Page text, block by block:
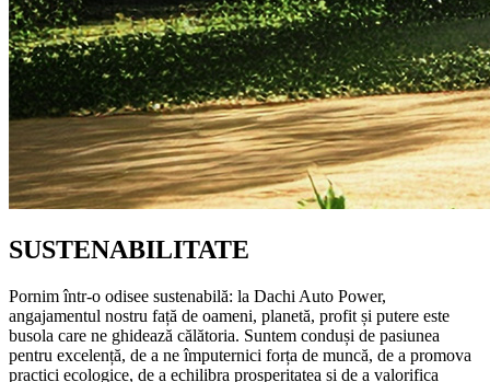
SUSTENABILITATE
Pornim într-o odisee sustenabilă: la Dachi Auto Power,
angajamentul nostru față de oameni, planetă, profit și putere este
busola care ne ghidează călătoria. Suntem conduși de pasiunea
pentru excelență, de a ne împuternici forța de muncă, de a promova
practici ecologice, de a echilibra prosperitatea și de a valorifica